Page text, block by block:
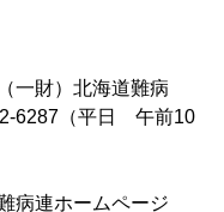
一財）北海道難病
6287（平日　午前10
病連ホームページ